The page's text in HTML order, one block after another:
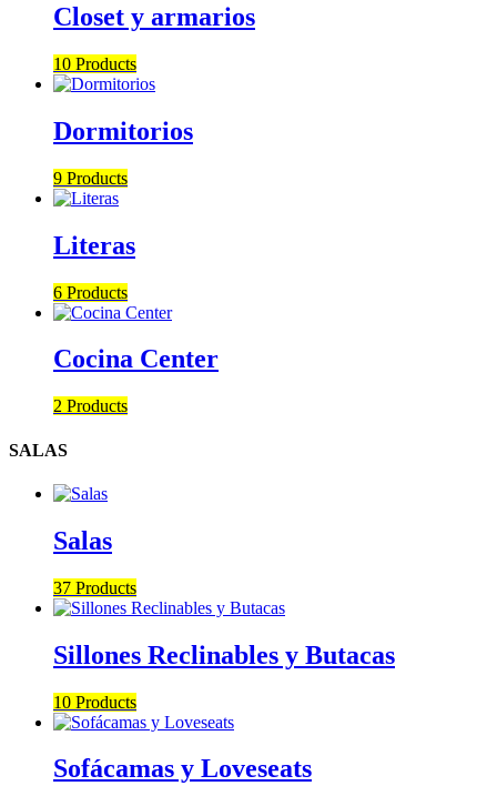
Closet y armarios
10 Products
Dormitorios
9 Products
Literas
6 Products
Cocina Center
2 Products
SALAS
Salas
37 Products
Sillones Reclinables y Butacas
10 Products
Sofácamas y Loveseats